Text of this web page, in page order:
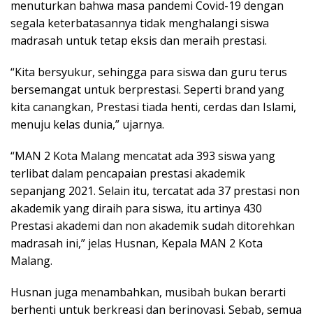
menuturkan bahwa masa pandemi Covid-19 dengan
segala keterbatasannya tidak menghalangi siswa
madrasah untuk tetap eksis dan meraih prestasi.
“Kita bersyukur, sehingga para siswa dan guru terus
bersemangat untuk berprestasi. Seperti brand yang
kita canangkan, Prestasi tiada henti, cerdas dan Islami,
menuju kelas dunia,” ujarnya.
“MAN 2 Kota Malang mencatat ada 393 siswa yang
terlibat dalam pencapaian prestasi akademik
sepanjang 2021. Selain itu, tercatat ada 37 prestasi non
akademik yang diraih para siswa, itu artinya 430
Prestasi akademi dan non akademik sudah ditorehkan
madrasah ini,” jelas Husnan, Kepala MAN 2 Kota
Malang.
Husnan juga menambahkan, musibah bukan berarti
berhenti untuk berkreasi dan berinovasi. Sebab, semua